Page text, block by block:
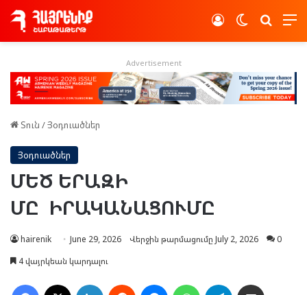
Switch skin
Log In
Advertisement
Տուն /Յօդուածներ
Յօդուածներ
ՄԵԾ ԵՐԱԶԻ
ՄԸ ԻՐԱԿԱՆԱՑՈՒՄԸ
hairenik June 29, 2026 Վերջին թարմացումը July 2, 2026
0
4 վայրկեան կարդալու
Facebook LinkedIn Reddit MessengerWhatsAppTelegram